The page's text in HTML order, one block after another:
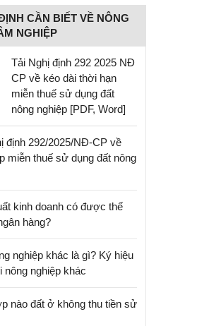
CẦN BIẾT VỀ NÔNG
NGHIỆP
Tải Nghị định 292 2025 NĐ
CP về kéo dài thời hạn
miễn thuế sử dụng đất
nông nghiệp [PDF, Word]
định 292/2025/NĐ-CP về
miễn thuế sử dụng đất nông
kinh doanh có được thế
hàng?
nghiệp khác là gì? Ký hiệu
nông nghiệp khác
nào đất ở không thu tiền sử